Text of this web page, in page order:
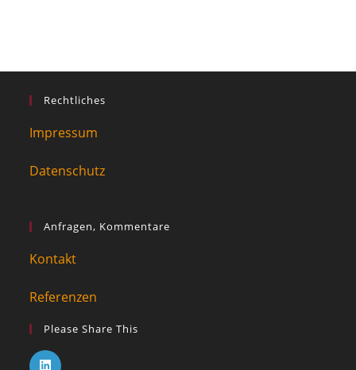
Rechtliches
Impressum
Datenschutz
Anfragen, Kommentare
Kontakt
Referenzen
Please Share This